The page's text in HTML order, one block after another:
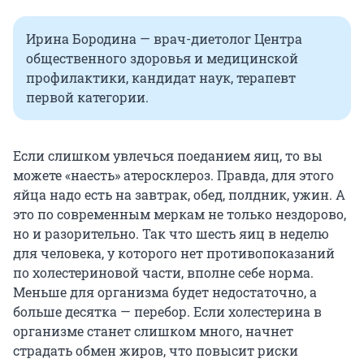
Ирина Бородина — врач-диетолог Центра
общественного здоровья и медицинской
профилактики, кандидат наук, терапевт
первой категории.
Если слишком увлечься поеданием яиц, то вы
можете «наесть» атеросклероз. Правда, для этого
яйца надо есть на завтрак, обед, полдник, ужин. А
это по современным меркам не только нездорово,
но и разорительно. Так что шесть яиц в неделю
для человека, у которого нет противопоказаний
по холестериновой части, вполне себе норма.
Меньше для организма будет недостаточно, а
больше десятка — перебор. Если холестерина в
организме станет слишком много, начнет
страдать обмен жиров, что повысит риски